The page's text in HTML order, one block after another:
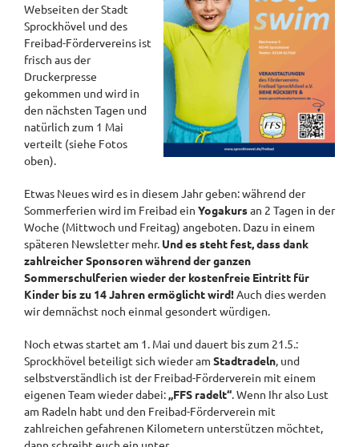
Webseiten der Stadt
Sprockhövel und des
Freibad-Fördervereins ist
frisch aus der
Druckerpresse
gekommen und wird in
den nächsten Tagen und
natürlich zum 1 Mai
verteilt (siehe Fotos
oben).
Etwas Neues wird es in diesem Jahr geben: während der
Sommerferien wird im Freibad ein Yogakursan 2 Tagen in der
Woche (Mittwoch und Freitag) angeboten. Dazu in einem
späteren Newsletter mehr. Und es steht fest, dass dank
zahlreicher Sponsoren während der ganzen
Sommerschulferien wieder der kostenfreie Eintritt für
Kinder bis zu 14 Jahren ermöglicht wird!Auch dies werden
wir demnächst noch einmal gesondert würdigen.
Noch etwas startet am 1. Mai und dauert bis zum 21.5.:
Sprockhövel beteiligt sich wieder am Stadtradeln, und
selbstverständlich ist der Freibad-Förderverein mit einem
eigenen Team wieder dabei:„FFS radelt“. Wenn Ihr also Lust
am Radeln habt und den Freibad-Förderverein mit
zahlreichen gefahrenen Kilometern unterstützen möchtet,